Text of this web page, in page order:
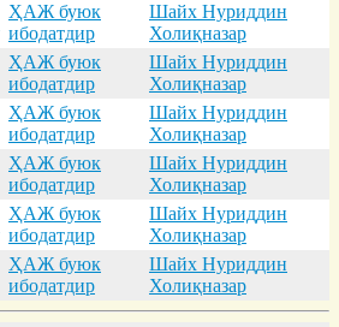
ҲАЖ буюк
ибодатдир
Шайх Нуриддин
Холиқназар
ҲАЖ буюк
ибодатдир
Шайх Нуриддин
Холиқназар
ҲАЖ буюк
ибодатдир
Шайх Нуриддин
Холиқназар
ҲАЖ буюк
ибодатдир
Шайх Нуриддин
Холиқназар
ҲАЖ буюк
ибодатдир
Шайх Нуриддин
Холиқназар
ҲАЖ буюк
ибодатдир
Шайх Нуриддин
Холиқназар